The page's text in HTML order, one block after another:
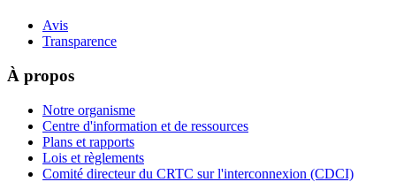
Avis
Transparence
À propos
Notre organisme
Centre d'information et de ressources
Plans et rapports
Lois et règlements
Comité directeur du CRTC sur l'interconnexion (CDCI)